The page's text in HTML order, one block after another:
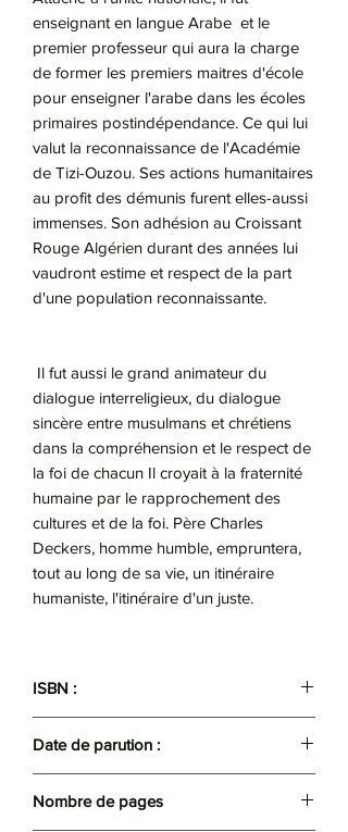
enseignant en langue Arabe et le
premier professeur qui aura la charge
de former les premiers maitres d'école
pour enseigner l'arabe dans les écoles
primaires postindépendance. Ce qui lui
valut la reconnaissance de l'Académie
de Tizi-Ouzou. Ses actions humanitaires
au profit des démunis furent elles-aussi
immenses. Son adhésion au Croissant
Rouge Algérien durant des années lui
vaudront estime et respect de la part
d'une population reconnaissante.
Il fut aussi le grand animateur du
dialogue interreligieux, du dialogue
sincère entre musulmans et chrétiens
dans la compréhension et le respect de
la foi de chacun Il croyait à la fraternité
humaine par le rapprochement des
cultures et de la foi. Père Charles
Deckers, homme humble, empruntera,
tout au long de sa vie, un itinéraire
humaniste, l'itinéraire d'un juste.
ISBN :
Date de parution :
Nombre de pages